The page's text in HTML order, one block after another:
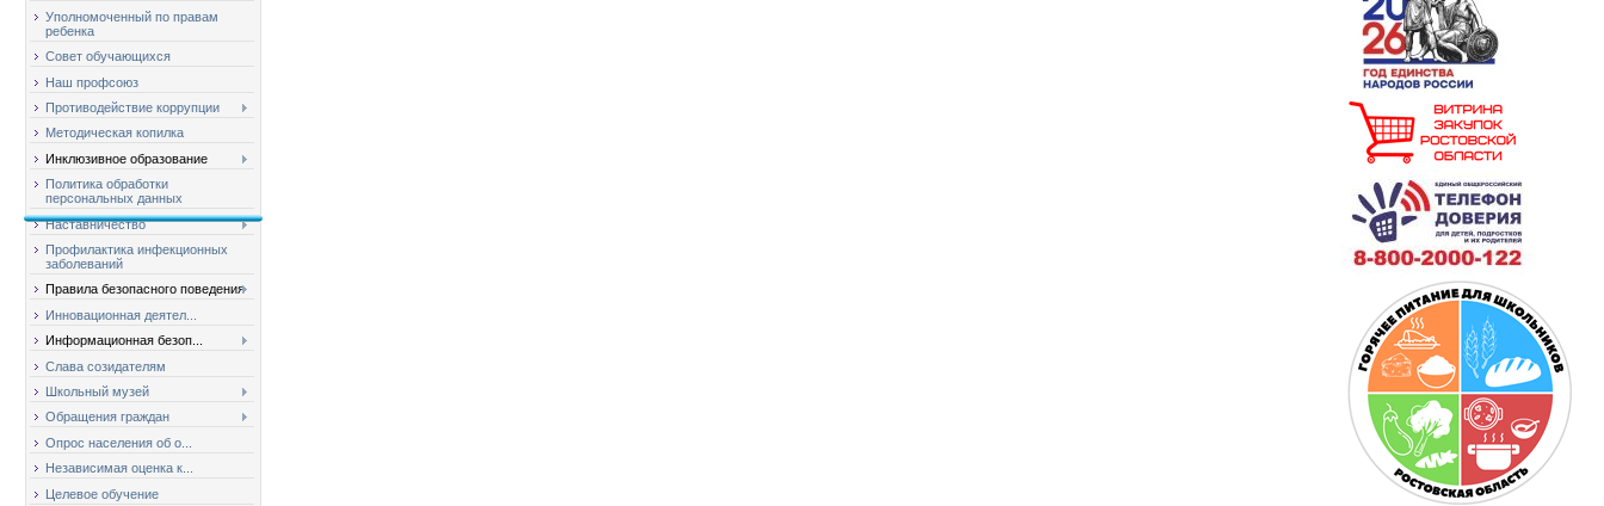
Уполномоченный по правам
ребенка
Совет обучающихся
Наш профсоюз
Противодействие коррупции
Методическая копилка
Инклюзивное образование
Политика обработки
персональных данных
Наставничество
Профилактика инфекционных
заболеваний
Правила безопасного поведения
Инновационная деятел...
Информационная безоп...
Слава созидателям
Школьный музей
Обращения граждан
Опрос населения об о...
Независимая оценка к...
Целевое обучение